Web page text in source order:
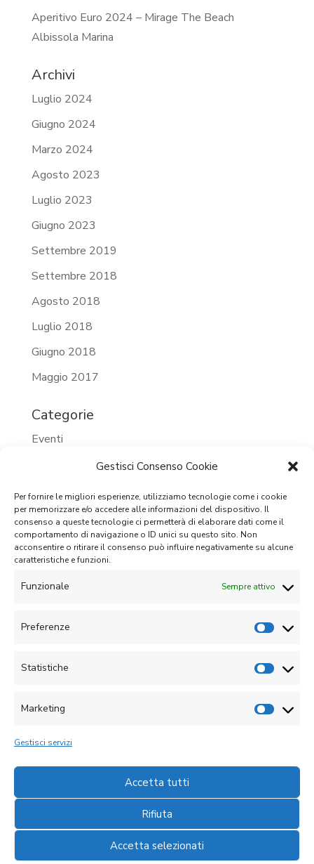
Gestisci Consenso Cookie
Per fornire le migliori esperienze, utilizziamo tecnologie come i cookie
per memorizzare e/o accedere alle informazioni del dispositivo. Il
consenso a queste tecnologie ci permetterà di elaborare dati come il
comportamento di navigazione o ID unici su questo sito. Non
acconsentire o ritirare il consenso può influire negativamente su alcune
caratteristiche e funzioni.
Funzionale Sempre attivo
Preferenze
Statistiche
Marketing
Gestisci servizi
Accetta tutti
Rifiuta
Accetta selezionati
Aperitivo Euro 2024 – Mirage The Beach
Albissola Marina
Archivi
Luglio 2024
Giugno 2024
Marzo 2024
Agosto 2023
Luglio 2023
Giugno 2023
Settembre 2019
Settembre 2018
Agosto 2018
Luglio 2018
Giugno 2018
Maggio 2017
Categorie
Eventi
Eventi 2024
Eventi passati
Prossimi eventi
Senza categoria
Accedi
WordPress.org
Realizzato daDivenire Agency
ADhoc Srls – Piazza Leon Pancaldo 1/2
01877530095